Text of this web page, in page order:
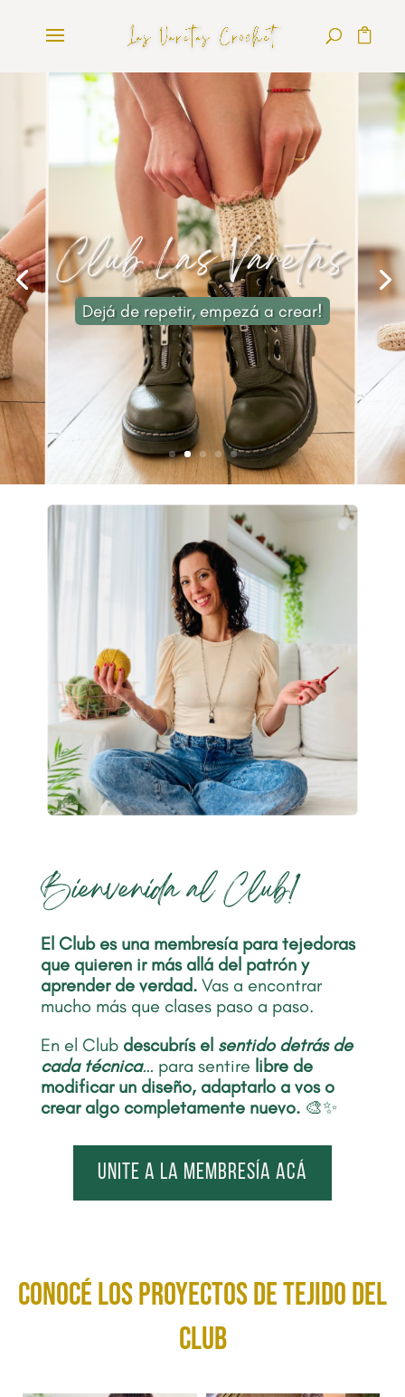
Club Las Varetas
Dejá de repetir, empezá a crear!
Bienvenida al Club!
El Club es una membresía para tejedoras
que quieren ir más allá del patrón y
aprender de verdad.Vas a encontrar
mucho más que clases paso a paso.
En el Club descubrís el sentido detrás de
cada técnica… para sentire libre de
modificar un diseño, adaptarlo a vos o
crear algo completamente nuevo.🎨✨
Unite a la membresía acá
conocé los Proyectos de tejido del
club